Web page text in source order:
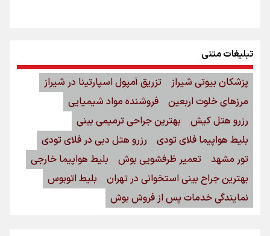
اینفو برنا/ میزان مالیات بر ارزش افزوده چقدر است؟
تبلیغات متنی
پزشکان بیوتی شیراز
تزریق آمپول اسپارتینا در شیراز
مرزهای خلوت اربعین
فروشنده مواد شیمیایی
رزرو هتل کیش
بهترین جراحی ترمیمی بینی
بلیط هواپیما فلای تودی
رزرو هتل دبی در فلای تودی
تور مشهد
تعمیر ظرفشویی بوش
بلیط هواپیما خارجی
بهترین جراح بینی استخوانی در تهران
بلیط اتوبوس
نمایندگی خدمات پس از فروش بوش